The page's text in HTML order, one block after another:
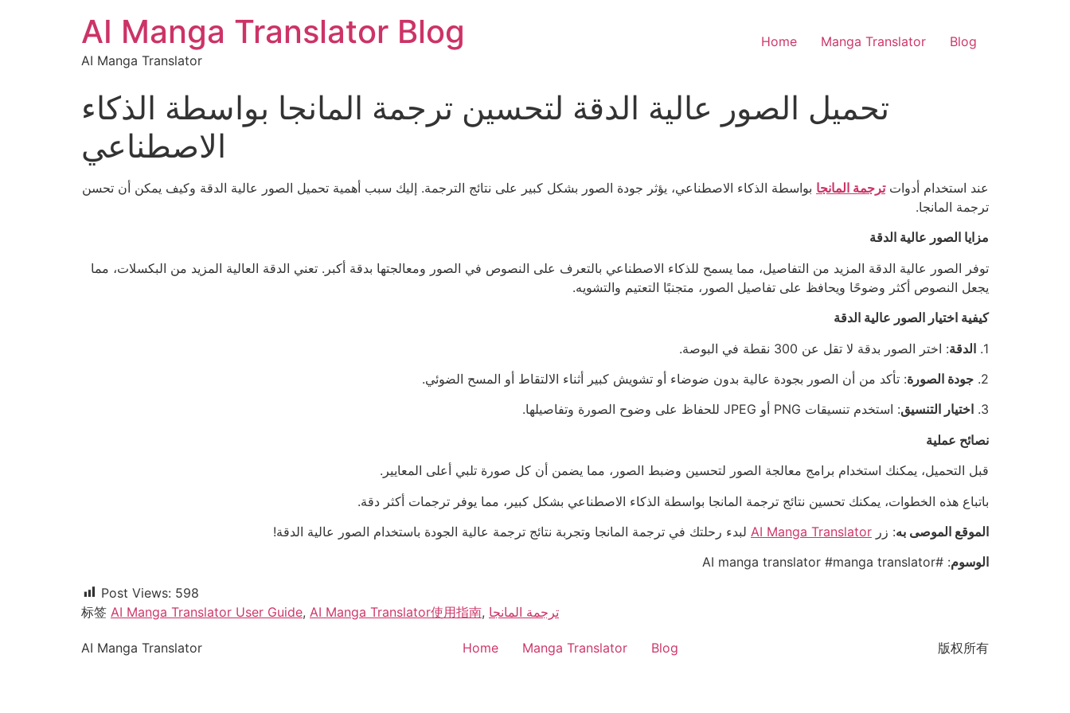
AI Manga Translator Blog
AI Manga Translator
Home Manga Translator Blog
تحميل الصور عالية الدقة لتحسين ترجمة المانجا بواسطة الذكاء
الاصطناعي
عند استخدام أدواتترجمة المانجا بواسطة الذكاء الاصطناعي، يؤثر جودة الصور بشكل كبير على نتائج الترجمة. إليك سبب أهمية تحميل الصور عالية الدقة وكيف يمكن أن تحسن
ترجمة المانجا.
مزايا الصور عالية الدقة
توفر الصور عالية الدقة المزيد من التفاصيل، مما يسمح للذكاء الاصطناعي بالتعرف على النصوص في الصور ومعالجتها بدقة أكبر. تعني الدقة العالية المزيد من البكسلات، مما
يجعل النصوص أكثر وضوحًا ويحافظ على تفاصيل الصور، متجنبًا التعتيم والتشويه.
كيفية اختيار الصور عالية الدقة
1. الدقة: اختر الصور بدقة لا تقل عن 300 نقطة في البوصة.
2. جودة الصورة: تأكد من أن الصور بجودة عالية بدون ضوضاء أو تشويش كبير أثناء الالتقاط أو المسح الضوئي.
3. اختيار التنسيق: استخدم تنسيقات PNG أو JPEG للحفاظ على وضوح الصورة وتفاصيلها.
نصائح عملية
قبل التحميل، يمكنك استخدام برامج معالجة الصور لتحسين وضبط الصور، مما يضمن أن كل صورة تلبي أعلى المعايير.
باتباع هذه الخطوات، يمكنك تحسين نتائج ترجمة المانجا بواسطة الذكاء الاصطناعي بشكل كبير، مما يوفر ترجمات أكثر دقة.
الموقع الموصى به: زر AI Manga Translator لبدء رحلتك في ترجمة المانجا وتجربة نتائج ترجمة عالية الجودة باستخدام الصور عالية الدقة!
الوسوم: #AI manga translator #manga translator
Post Views: 598
标签 AI Manga Translator User Guide, AI Manga Translator使用指南, ترجمة المانجا
AI Manga Translator Home Manga Translator Blog 版权所有